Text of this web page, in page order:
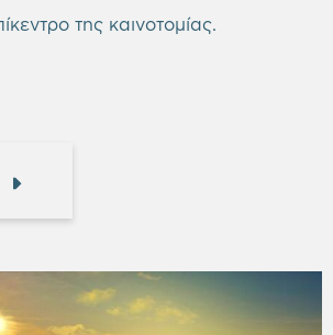
της καινοτομίας.